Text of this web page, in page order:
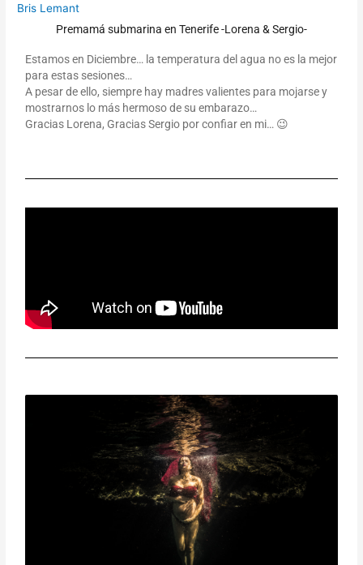
Bris Lemant
Premamá submarina en Tenerife -Lorena & Sergio-
Estamos en Diciembre… la temperatura del agua no es la mejor
para estas sesiones…
A pesar de ello, siempre hay madres valientes para mojarse y
mostrarnos lo más hermoso de su embarazo…
Gracias Lorena, Gracias Sergio por confiar en mi… 😉